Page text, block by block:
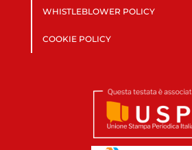
WHISTLEBLOWER POLICY
COOKIE POLICY